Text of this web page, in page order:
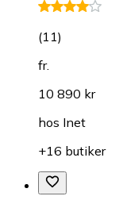
(11)
fr.
10 890 kr
hos Inet
+16 butiker